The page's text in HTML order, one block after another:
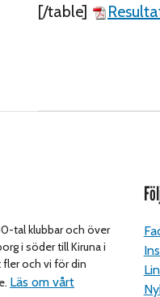
[/table]
tal klubbar och över
i söder till Kiruna i
fler och vi för din
Läs om vårt